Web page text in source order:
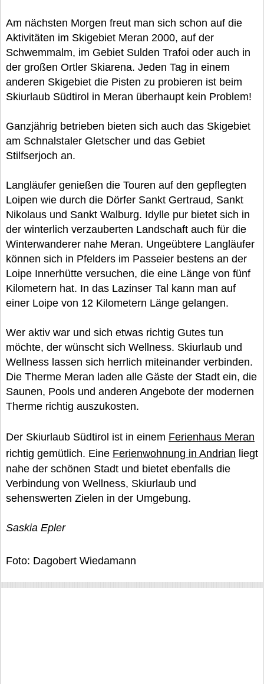
Am nächsten Morgen freut man sich schon auf die
Aktivitäten im Skigebiet Meran 2000, auf der
Schwemmalm, im Gebiet Sulden Trafoi oder auch in
der großen Ortler Skiarena. Jeden Tag in einem
anderen Skigebiet die Pisten zu probieren ist beim
Skiurlaub Südtirol in Meran überhaupt kein Problem!
Ganzjährig betrieben bieten sich auch das Skigebiet
am Schnalstaler Gletscher und das Gebiet
Stilfserjoch an.
Langläufer genießen die Touren auf den gepflegten
Loipen wie durch die Dörfer Sankt Gertraud, Sankt
Nikolaus und Sankt Walburg. Idylle pur bietet sich in
der winterlich verzauberten Landschaft auch für die
Winterwanderer nahe Meran. Ungeübtere Langläufer
können sich in Pfelders im Passeier bestens an der
Loipe Innerhütte versuchen, die eine Länge von fünf
Kilometern hat. In das Lazinser Tal kann man auf
einer Loipe von 12 Kilometern Länge gelangen.
Wer aktiv war und sich etwas richtig Gutes tun
möchte, der wünscht sich Wellness. Skiurlaub und
Wellness lassen sich herrlich miteinander verbinden.
Die Therme Meran laden alle Gäste der Stadt ein, die
Saunen, Pools und anderen Angebote der modernen
Therme richtig auszukosten.
Der Skiurlaub Südtirol ist in einem Ferienhaus Meran
richtig gemütlich. Eine Ferienwohnung in Andrian liegt
nahe der schönen Stadt und bietet ebenfalls die
Verbindung von Wellness, Skiurlaub und
sehenswerten Zielen in der Umgebung.
Saskia Epler
Foto: Dagobert Wiedamann